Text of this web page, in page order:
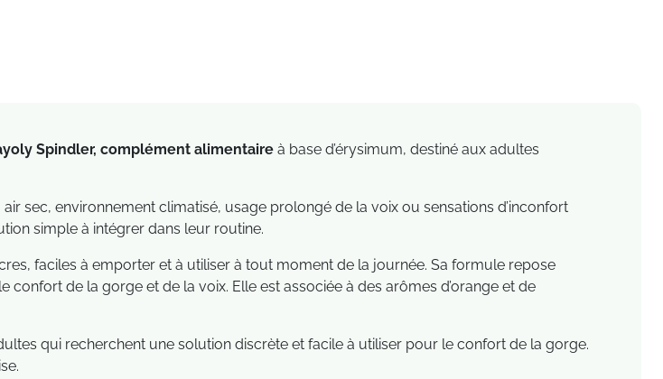
Spindler, complément alimentaire à base d’érysimum, destiné aux adultes
sec, environnement climatisé, usage prolongé de la voix ou sensations d’inconfort
simple à intégrer dans leur routine.
faciles à emporter et à utiliser à tout moment de la journée. Sa formule repose
de la gorge et de la voix. Elle est associée à des arômes d’orange et de
qui recherchent une solution discrète et facile à utiliser pour le confort de la gorge.